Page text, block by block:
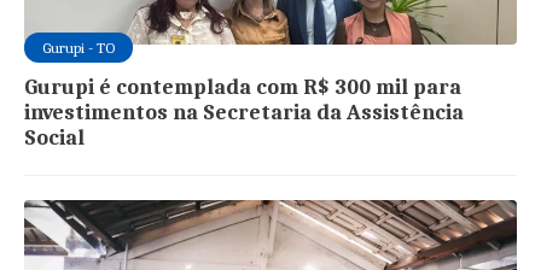
Gurupi - TO
Gurupi é contemplada com R$ 300 mil para
investimentos na Secretaria da Assistência
Social